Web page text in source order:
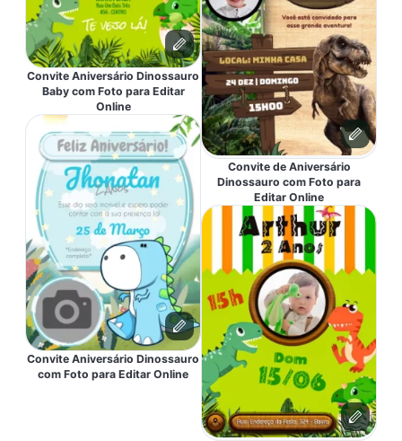
Convite Aniversário Dinossauro
Baby com Foto para Editar
Online
Convite Aniversário Dinossauro
com Foto para Editar Online
Convite de Aniversário
Dinossauro com Foto para
Editar Online